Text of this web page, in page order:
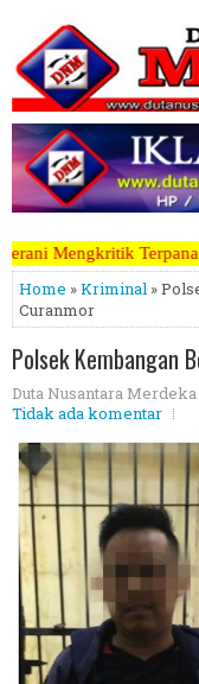
Perang Terhadap
Home »Kriminal »
Curanmor
Polsek Kembangan
Duta Nusantara Merdeka
Tidak ada komentar